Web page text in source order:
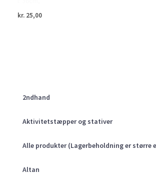
2ndhand
Aktivitetstæpper og stativer
Alle produkter (Lagerbeholdning er større
Altan
kr. 25,00